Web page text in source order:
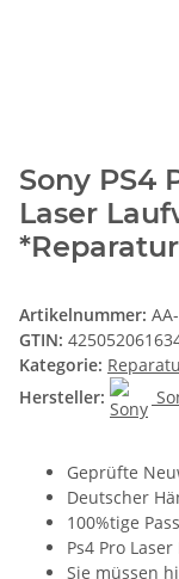
Sony PS4
Laser
Artikelnummer:
GTIN:
Kategorie:
Hersteller:
Geprüfte
Deutscher
100%tige
Ps4 Pro
Sie müssen